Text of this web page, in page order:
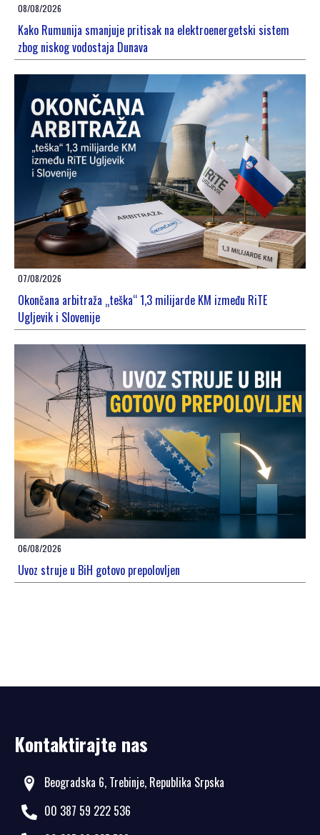
08/08/2026
Kako Rumunija smanjuje pritisak na elektroenergetski sistem
zbog niskog vodostaja Dunava
07/08/2026
Okončana arbitraža „teška“ 1,3 milijarde KM između RiTE
Ugljevik i Slovenije
06/08/2026
Uvoz struje u BiH gotovo prepolovljen
Kontaktirajte nas
Beogradska 6, Trebinje, Republika Srpska
00 387 59 222 536